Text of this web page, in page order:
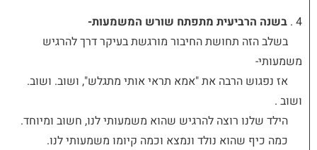
4 . בשנה הרביעית מתפתח שורש המשמעות-
בשלב הזה תחושת החיבור מורגשת בעיקר דרך להרגיש
משמעותי-
אז נפגוש הרבה את "אמא תראי אותי מתגלש", ושוב. ושוב.
ושוב .
הילד שלנו רוצה להרגיש שהוא משמעותי לנו, חשוב ומיוחד.
כמה כיף שהוא נולד ונמצא וכמה קיומו משמעותי לנו.